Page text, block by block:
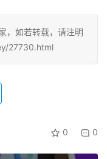
，如若转载，请注明
27730.html
0 0